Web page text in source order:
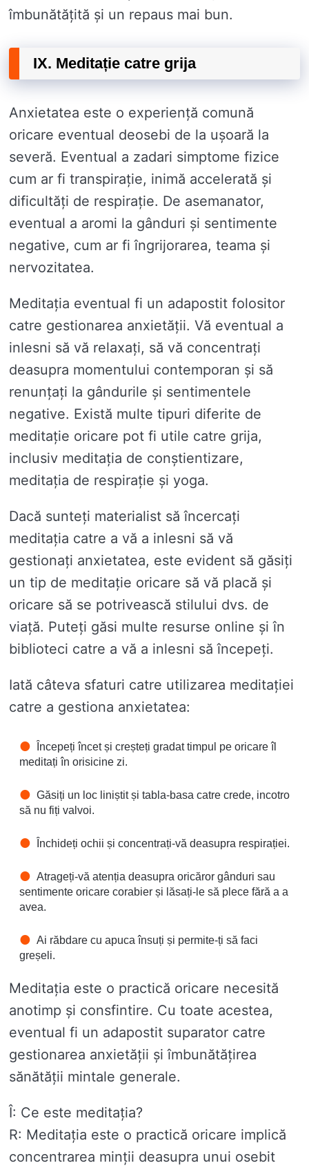
îmbunătățită și un repaus mai bun.
IX. Meditație catre grija
Anxietatea este o experiență comună
oricare eventual deosebi de la ușoară la
severă. Eventual a zadari simptome fizice
cum ar fi transpirație, inimă accelerată și
dificultăți de respirație. De asemanator,
eventual a aromi la gânduri și sentimente
negative, cum ar fi îngrijorarea, teama și
nervozitatea.
Meditația eventual fi un adapostit folositor
catre gestionarea anxietății. Vă eventual a
inlesni să vă relaxați, să vă concentrați
deasupra momentului contemporan și să
renunțați la gândurile și sentimentele
negative. Există multe tipuri diferite de
meditație oricare pot fi utile catre grija,
inclusiv meditația de conștientizare,
meditația de respirație și yoga.
Dacă sunteți materialist să încercați
meditația catre a vă a inlesni să vă
gestionați anxietatea, este evident să găsiți
un tip de meditație oricare să vă placă și
oricare să se potrivească stilului dvs. de
viață. Puteți găsi multe resurse online și în
biblioteci catre a vă a inlesni să începeți.
Iată câteva sfaturi catre utilizarea meditației
catre a gestiona anxietatea:
Începeți încet și creșteți gradat timpul pe oricare îl
meditați în orisicine zi.
Găsiți un loc liniștit și tabla-basa catre crede, incotro
să nu fiți valvoi.
Închideți ochii și concentrați-vă deasupra respirației.
Atrageți-vă atenția deasupra oricăror gânduri sau
sentimente oricare corabier și lăsați-le să plece fără a a
avea.
Ai răbdare cu apuca însuți și permite-ți să faci
greșeli.
Meditația este o practică oricare necesită
anotimp și consfintire. Cu toate acestea,
eventual fi un adapostit suparator catre
gestionarea anxietății și îmbunătățirea
sănătății mintale generale.
Î: Ce este meditația?
R: Meditația este o practică oricare implică
concentrarea minții deasupra unui osebit